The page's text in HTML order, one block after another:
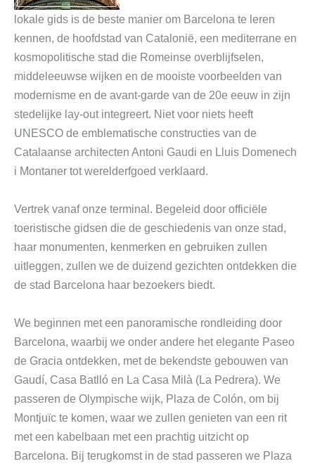
lokale gids is de beste manier om Barcelona te leren
kennen, de hoofdstad van Catalonië, een mediterrane en
kosmopolitische stad die Romeinse overblijfselen,
middeleeuwse wijken en de mooiste voorbeelden van
modernisme en de avant-garde van de 20e eeuw in zijn
stedelijke lay-out integreert. Niet voor niets heeft
UNESCO de emblematische constructies van de
Catalaanse architecten Antoni Gaudi en Lluis Domenech
i Montaner tot werelderfgoed verklaard.
Vertrek vanaf onze terminal. Begeleid door officiële
toeristische gidsen die de geschiedenis van onze stad,
haar monumenten, kenmerken en gebruiken zullen
uitleggen, zullen we de duizend gezichten ontdekken die
de stad Barcelona haar bezoekers biedt.
We beginnen met een panoramische rondleiding door
Barcelona, waarbij we onder andere het elegante Paseo
de Gracia ontdekken, met de bekendste gebouwen van
Gaudí, Casa Batlló en La Casa Milà (La Pedrera). We
passeren de Olympische wijk, Plaza de Colón, om bij
Montjuïc te komen, waar we zullen genieten van een rit
met een kabelbaan met een prachtig uitzicht op
Barcelona. Bij terugkomst in de stad passeren we Plaza